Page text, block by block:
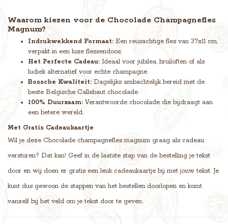
Waarom kiezen voor de Chocolade Champagnefles
Magnum?
Indrukwekkend Formaat: Een reusachtige fles van 37x11 cm,
verpakt in een luxe flessendoos.
Het Perfecte Cadeau: Ideaal voor jubilea, bruiloften of als
ludiek alternatief voor echte champagne.
Bossche Kwaliteit: Dagelijks ambachtelijk bereid met de
beste Belgische Callebaut chocolade.
100% Duurzaam: Verantwoorde chocolade die bijdraagt aan
een betere wereld.
Met Gratis Cadeaukaartje
Wil je deze Chocolade champagnefles magnum graag als cadeau
versturen? Dat kan! Geef in de laatste stap van de bestelling je tekst
door en wij doen er gratis een leuk cadeaukaartje bij met jouw tekst. Je
kunt dus gewoon de stappen van het bestellen doorlopen en komt
vanzelf bij het veld om je tekst door te geven.